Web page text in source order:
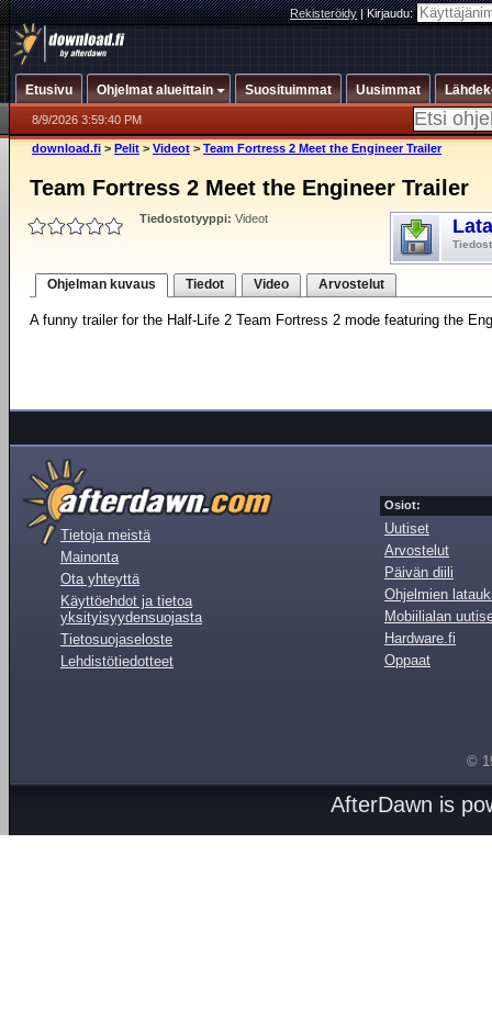
Rekisteröidy|Kirjaudu:
Etusivu Ohjelmat alueittain Suosituimmat Uusimmat
8/9/2026 3:59:40 PM
download.fi > Pelit > Videot > Team Fortress 2 Meet the Engineer Trailer
Team Fortress 2 Meet the Engineer Trailer
Tiedostotyyppi: Videot
Ohjelman kuvaus Tiedot Video Arvostelut
A funny trailer for the Half-Life 2 Team Fortress 2 mode featuring the
Tietoja meistä
Mainonta
Ota yhteyttä
Käyttöehdot ja tietoa
yksityisyydensuojasta
Tietosuojaseloste
Lehdistötiedotteet
Osiot:
Uutiset
Arvostelut
Päivän diili
Ohjelmien
Mobiilialan
Hardware.fi
Oppaat
©
AfterDawn is